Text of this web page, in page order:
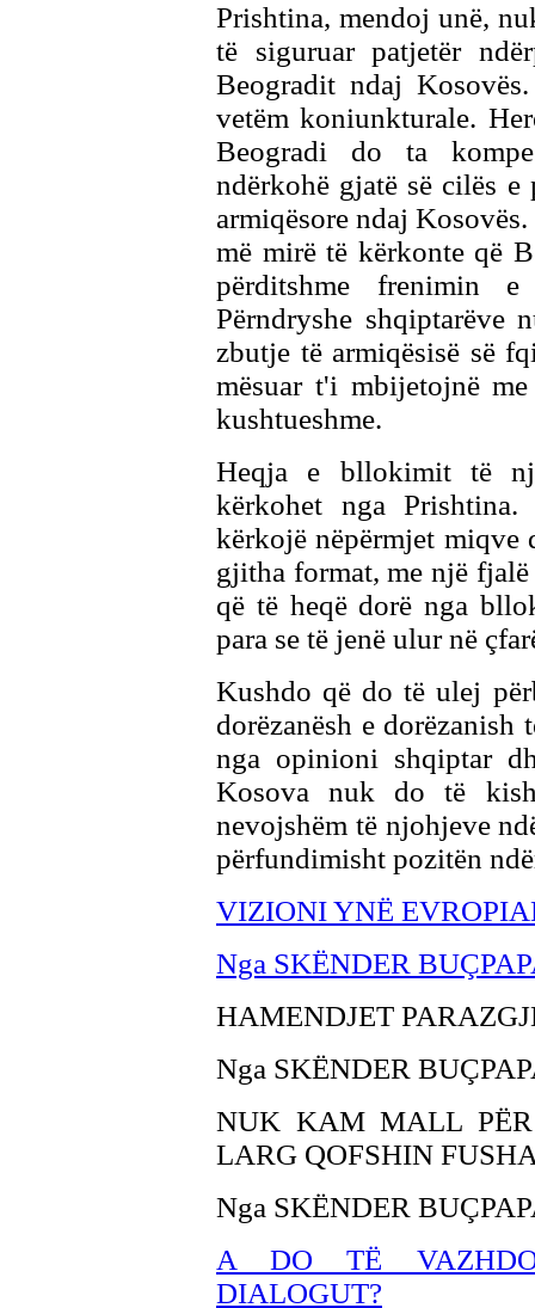
Prishtina, mendoj unë,
të siguruar patjetër
Beogradit ndaj
vetëm koniunkturale.
Beogradi do ta
ndërkohë gjatë së cilës
armiqësore ndaj
më mirë të kërkonte që
përditshme frenimin
Përndryshe
zbutje të armiqësisë së
mësuar t'i mbijetojnë
kushtueshme.
Heqja e bllokimit të
kërkohet nga
kërkojë nëpërmjet miqve
gjitha format, me një
që të heqë dorë nga
para se të jenë ulur në
Kushdo që do të ulej
dorëzanësh e
nga opinioni shqiptar
Kosova nuk do të
nevojshëm të njohjeve
përfundimisht pozitën
VIZIONI YNË
Nga SKËNDER BU
HAMENDJET
Nga SKËNDER BU
NUK KAM MALL PËR
LARG QOFSHIN
Nga SKËNDER
A DO TË
DIALOGUT?